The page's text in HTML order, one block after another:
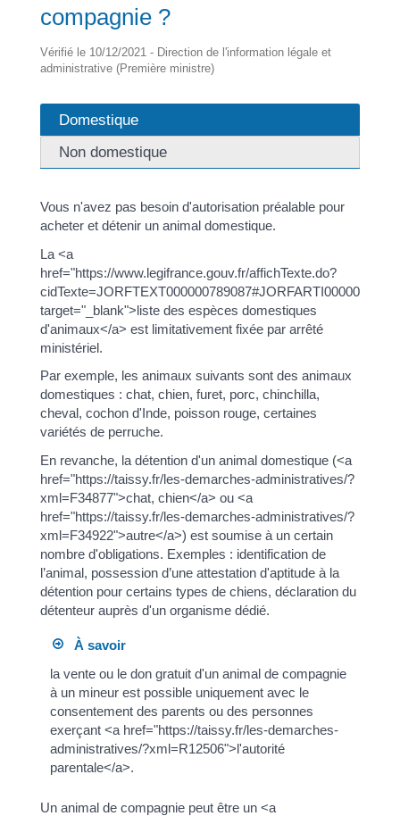
compagnie ?
Vérifié le 10/12/2021 - Direction de l'information légale et
administrative (Première ministre)
Domestique
Non domestique
Vous n'avez pas besoin d'autorisation préalable pour
acheter et détenir un animal domestique.
La <a
href="https://www.legifrance.gouv.fr/affichTexte.do?
target="_blank">liste des espèces domestiques
d'animaux</a> est limitativement fixée par arrêté
ministériel.
Par exemple, les animaux suivants sont des animaux
domestiques : chat, chien, furet, porc, chinchilla,
cheval, cochon d'Inde, poisson rouge, certaines
variétés de perruche.
En revanche, la détention d'un animal domestique (<a
href="https://taissy.fr/les-demarches-administratives/?
xml=F34877">chat, chien</a> ou <a
href="https://taissy.fr/les-demarches-administratives/?
xml=F34922">autre</a>) est soumise à un certain
nombre d'obligations. Exemples : identification de
l’animal, possession d’une attestation d'aptitude à la
détention pour certains types de chiens, déclaration du
détenteur auprès d'un organisme dédié.
À savoir
la vente ou le don gratuit d'un animal de compagnie
à un mineur est possible uniquement avec le
consentement des parents ou des personnes
exerçant <a href="https://taissy.fr/les-demarches-
administratives/?xml=R12506">l'autorité
parentale</a>.
Un animal de compagnie peut être un <a